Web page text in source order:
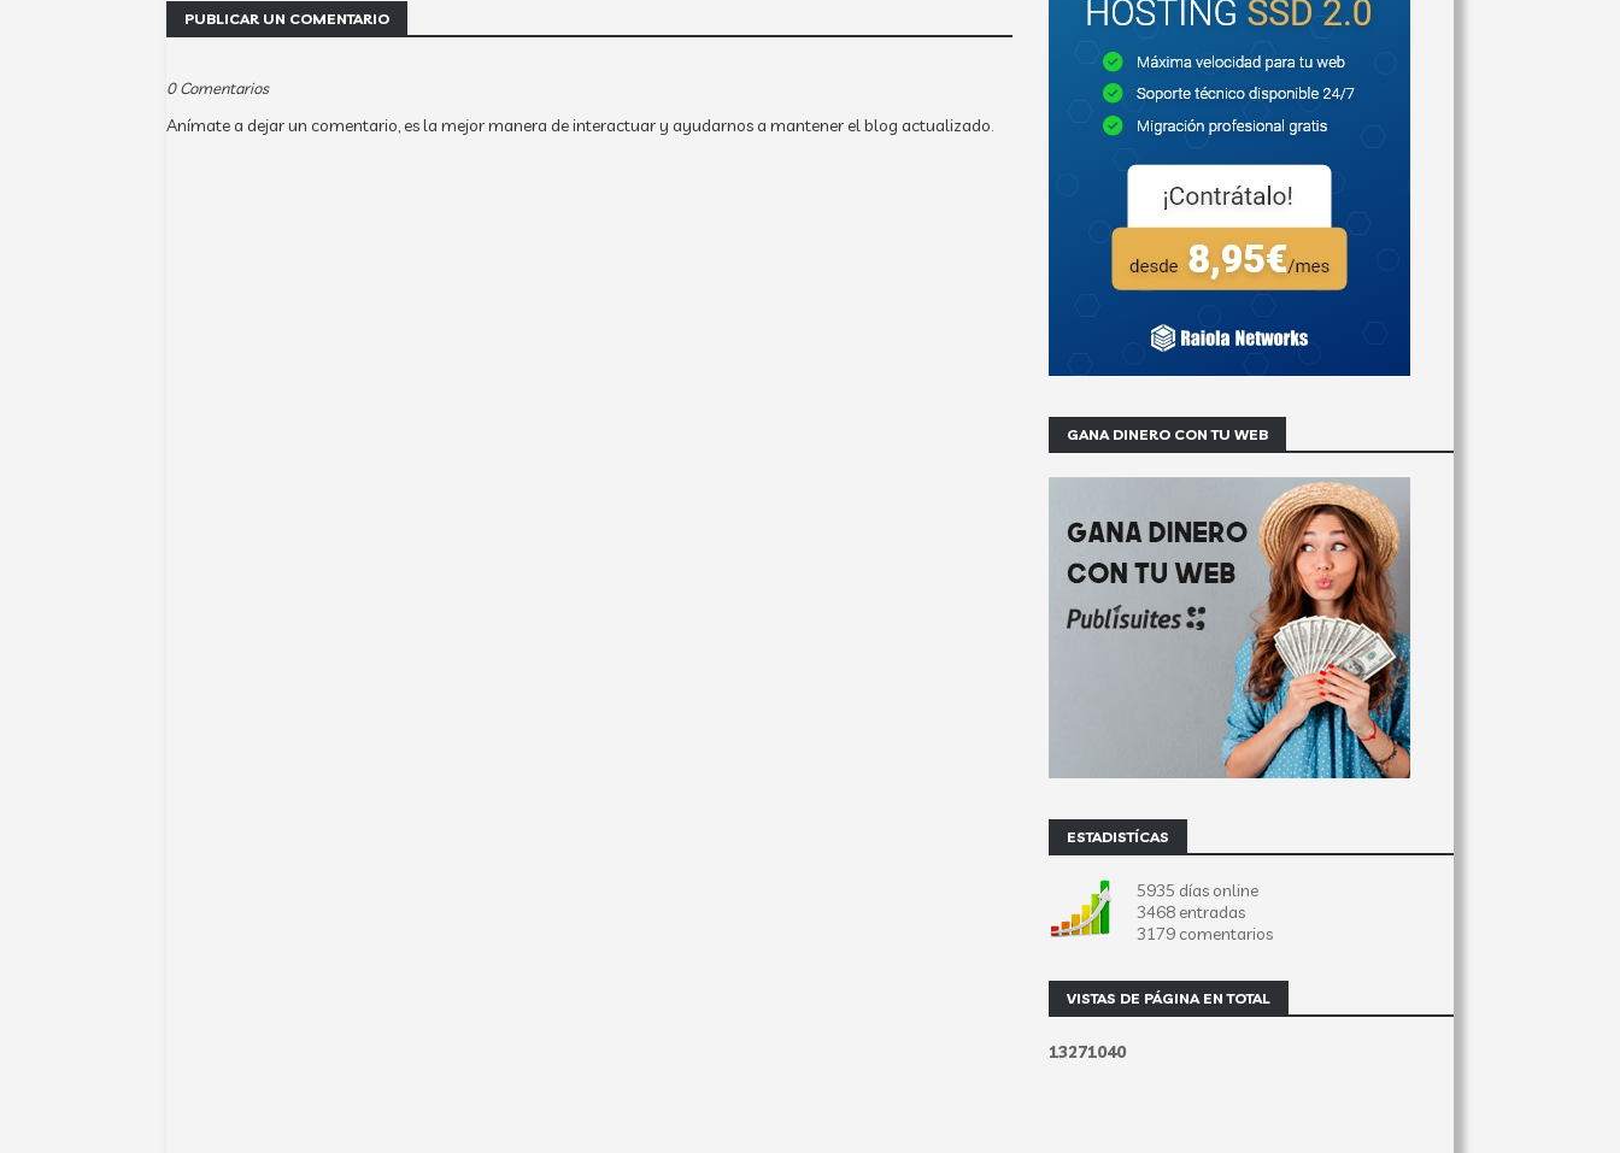
PUBLICAR UN COMENTARIO
0 Comentarios
Anímate a dejar un comentario, es la mejor manera de interactuar y ayudarnos a mantener el blog actualizado.
GANA DINERO CON TU WEB
ESTADISTÍCAS
5935 días online
3468 entradas
3179 comentarios
VISTAS DE PÁGINA EN TOTAL
13271040